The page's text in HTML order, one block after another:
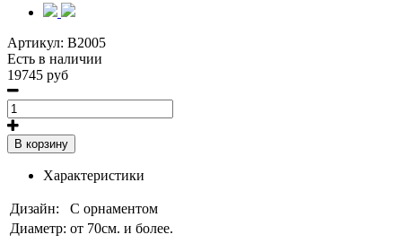
Артикул: B2005
Есть в наличии
19745 руб
В корзину
Характеристики
Дизайн:
С орнаментом
Диаметр: от 70см. и более.